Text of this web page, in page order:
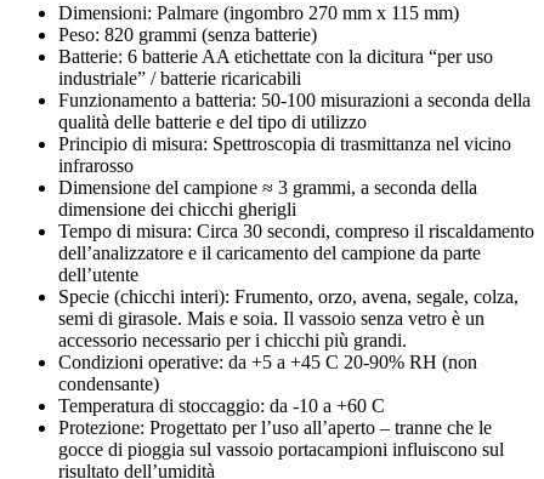
Dimensioni: Palmare (ingombro 270 mm x 115 mm)
Peso: 820 grammi (senza batterie)
Batterie: 6 batterie AA etichettate con la dicitura “per uso
industriale” / batterie ricaricabili
Funzionamento a batteria: 50-100 misurazioni a seconda della
qualità delle batterie e del tipo di utilizzo
Principio di misura: Spettroscopia di trasmittanza nel vicino
infrarosso
Dimensione del campione ≈ 3 grammi, a seconda della
dimensione dei chicchi gherigli
Tempo di misura: Circa 30 secondi, compreso il riscaldamento
dell’analizzatore e il caricamento del campione da parte
dell’utente
Specie (chicchi interi): Frumento, orzo, avena, segale, colza,
semi di girasole. Mais e soia. Il vassoio senza vetro è un
accessorio necessario per i chicchi più grandi.
Condizioni operative: da +5 a +45 C 20-90% RH (non
condensante)
Temperatura di stoccaggio: da -10 a +60 C
Protezione: Progettato per l’uso all’aperto – tranne che le
gocce di pioggia sul vassoio portacampioni influiscono sul
risultato dell’umidità